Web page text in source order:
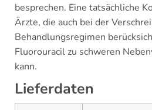
besprechen. Eine tatsächliche
Ärzte, die auch bei der
Behandlungsregimen
Fluorouracil zu schweren
kann.
Lieferdaten